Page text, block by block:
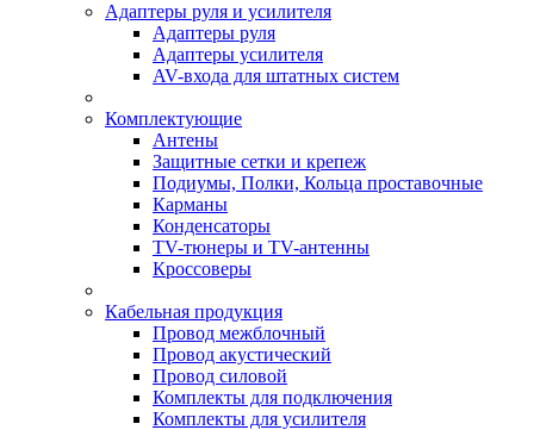
Адаптеры руля и усилителя
Адаптеры руля
Адаптеры усилителя
AV-входа для штатных систем
Комплектующие
Антены
Защитные сетки и крепеж
Подиумы, Полки, Кольца проставочные
Карманы
Конденсаторы
TV-тюнеры и TV-антенны
Кроссоверы
Кабельная продукция
Провод межблочный
Провод акустический
Провод силовой
Комплекты для подключения
Комплекты для усилителя